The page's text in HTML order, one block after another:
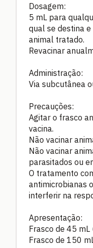
Dosagem:
5 mL para
qual se destina
animal tratado.
Revacinar
Administração:
Via subcutânea
Precauções:
Agitar o frasco
vacina.
Não vacinar
Não vacinar
parasitados ou
O tratamento
antimicrobianas
interferir na
Apresentação:
Frasco de 45 mL
Frasco de 150